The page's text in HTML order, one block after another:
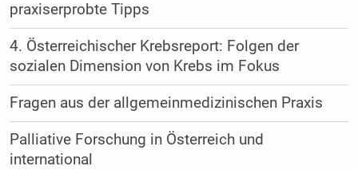
praxiserprobte Tipps
4. Österreichischer Krebsreport: Folgen der
sozialen Dimension von Krebs im Fokus
Fragen aus der allgemeinmedizinischen Praxis
Palliative Forschung in Österreich und
international